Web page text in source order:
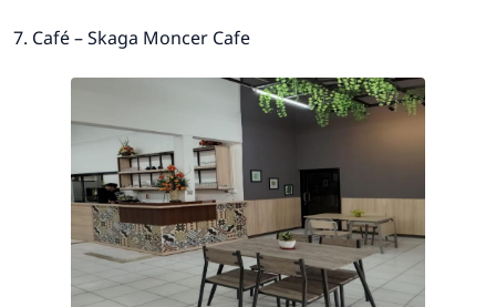
7. Café – Skaga Moncer Cafe